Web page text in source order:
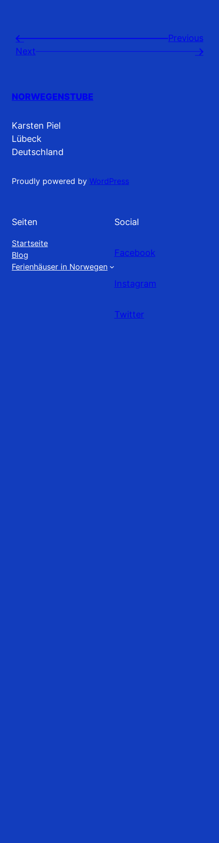
←
Previousㅤ
Next
→
NORWEGENSTUBE
Karsten Piel
Lübeck
Deutschland
Proudly powered by WordPress
Seiten
Startseite
Blog
Ferienhäuser in Norwegen
Social
Facebook
Instagram
Twitter